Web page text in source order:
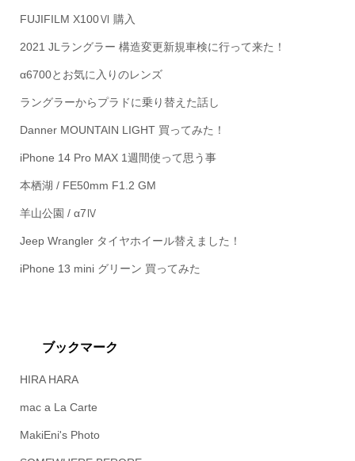
FUJIFILM X100Ⅵ 購入
2021 JLラングラー 構造変更新規車検に行って来た！
α6700とお気に入りのレンズ
ラングラーからプラドに乗り替えた話し
Danner MOUNTAIN LIGHT 買ってみた！
iPhone 14 Pro MAX 1週間使って思う事
本栖湖 / FE50mm F1.2 GM
羊山公園 / α7Ⅳ
Jeep Wrangler タイヤホイール替えました！
iPhone 13 mini グリーン 買ってみた
ブックマーク
HIRA HARA
mac a La Carte
MakiEni's Photo